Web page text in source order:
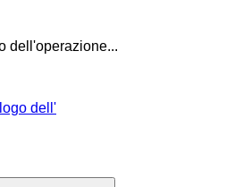
dell'operazione...